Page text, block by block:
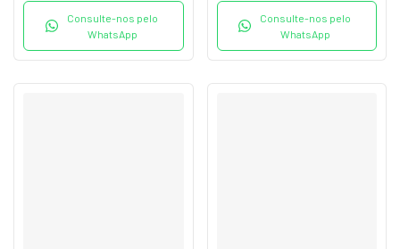
Consulte-nos pelo
WhatsApp
Consulte-nos pelo
WhatsApp